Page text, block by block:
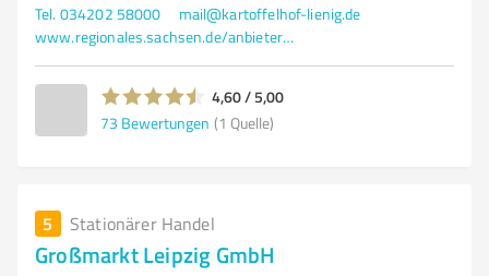
Tel. 034202 58000
mail@kartoffelhof-lienig.de
www.regionales.sachsen.de/anbieter/details/kartoffelhof-lienig-ihr-hofladen-fuer-delitzsch-und-den-leipziger-norden
4,60 / 5,00
73 Bewertungen (1 Quelle)
5 Stationärer Handel
Großmarkt Leipzig GmbH